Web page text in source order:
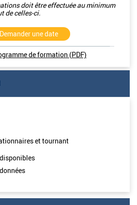
doit être effectuée au minimum
de celles-ci.
Demander une date
de formation (PDF)
et tournant